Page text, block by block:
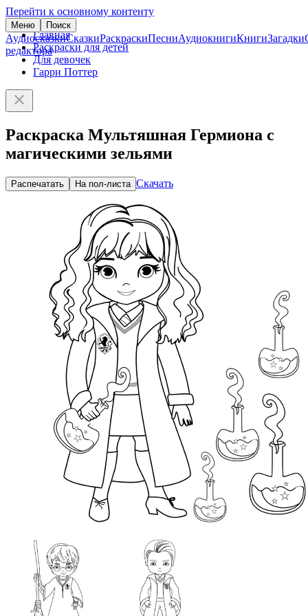
Перейти к основному контенту
Меню Поиск
АудиосказкиСказкиРаскраскиПесниАудиокнигиКнигиЗагадки
редактора
Главная
Раскраски для детей
Для девочек
Гарри Поттер
Раскраска Мультяшная Гермиона с
магическими зельями
Распечатать На пол-листа Скачать